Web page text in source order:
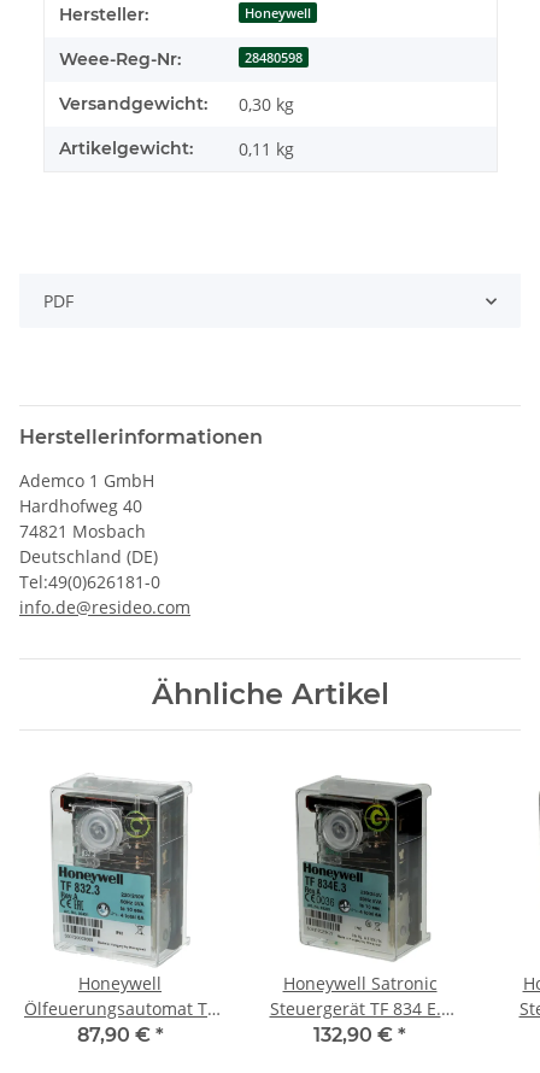
Produkteigenschaft
Wert
Hersteller: Honeywell
Weee-Reg-Nr: 28480598
Versandgewicht: 0,30 kg
Artikelgewicht: 0,11 kg
PDF
Herstellerinformationen
Ademco 1 GmbH
Hardhofweg 40
74821 Mosbach
Deutschland (DE)
Tel:49(0)626181-0
info.de@resideo.com
Ähnliche Artikel
Honeywell
Ölfeuerungsautomat TF
832.3
87,90 € *
Honeywell Satronic
Steuergerät TF 834 E.3
2235
132,90 € *